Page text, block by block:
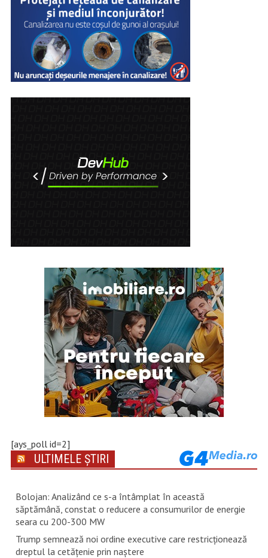
[ays_poll id=2]
ULTIMELE ȘTIRI
Bolojan: Analizând ce s-a întâmplat în această
săptămână, constat o reducere a consumurilor de energie
seara cu 200-300 MW
Trump semnează noi ordine executive care restricţionează
dreptul la cetăţenie prin naştere